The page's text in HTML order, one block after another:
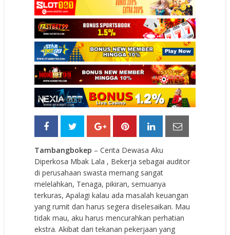
Tambangbokep – Cerita Dewasa Aku
Diperkosa Mbak Lala , Bekerja sebagai auditor
di perusahaan swasta memang sangat
melelahkan, Tenaga, pikiran, semuanya
terkuras, Apalagi kalau ada masalah keuangan
yang rumit dan harus segera diselesaikan. Mau
tidak mau, aku harus mencurahkan perhatian
ekstra. Akibat dari tekanan pekerjaan yang